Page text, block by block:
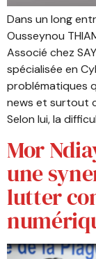
Dans un long
Ousseynou
Associé chez
spécialisée en
problématiques
news et surtout
Selon lui, la
Mor
une
lutter